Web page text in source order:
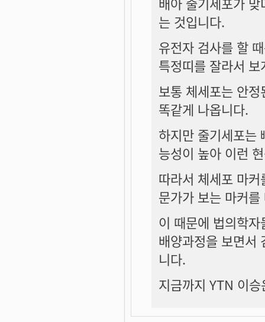
는 것입니다.
유전자 검사를 할
특정띠를 잘라서
보통 체세포는 안
똑같게 나옵니다.
하지만 줄기세포는
능성이 높아 이런
따라서 체세포 마
문가가 보는 마커
이 때문에 법의학
배양과정을 보면서
니다.
지금까지 YTN 이